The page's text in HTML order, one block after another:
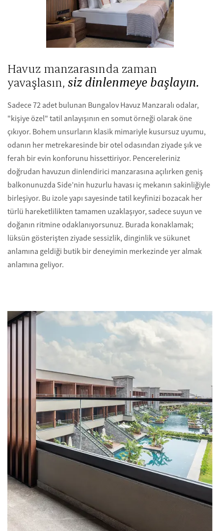
Havuz manzarasında zaman
yavaşlasın, siz dinlenmeye başlayın.
Sadece 72 adet bulunan Bungalov Havuz Manzaralı odalar,
"kişiye özel" tatil anlayışının en somut örneği olarak öne
çıkıyor. Bohem unsurların klasik mimariyle kusursuz uyumu,
odanın her metrekaresinde bir otel odasından ziyade şık ve
ferah bir evin konforunu hissettiriyor. Pencereleriniz
doğrudan havuzun dinlendirici manzarasına açılırken geniş
balkonunuzda Side’nin huzurlu havası iç mekanın sakinliğiyle
birleşiyor. Bu izole yapı sayesinde tatil keyfinizi bozacak her
türlü hareketlilikten tamamen uzaklaşıyor, sadece suyun ve
doğanın ritmine odaklanıyorsunuz. Burada konaklamak;
lüksün gösterişten ziyade sessizlik, dinginlik ve sükunet
anlamına geldiği butik bir deneyimin merkezinde yer almak
anlamına geliyor.